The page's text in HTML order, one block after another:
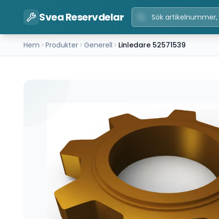
Svea Reservdelar
Hem Produkter Generell Linledare 52571539